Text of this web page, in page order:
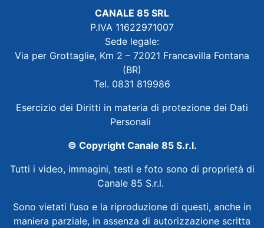
CANALE 85 SRL
P.IVA 11622971007
Sede legale:
Via per Grottaglie, Km 2 – 72021 Francavilla Fontana
(BR)
Tel. 0831 819986
Esercizio dei Diritti in materia di protezione dei Dati
Personali
© Copyright Canale 85 S.r.l.
Tutti i video, immagini, testi e foto sono di proprietà di
Canale 85 S.r.l.
Sono vietati l’uso e la riproduzione di questi, anche in
maniera parziale, in assenza di autorizzazione scritta